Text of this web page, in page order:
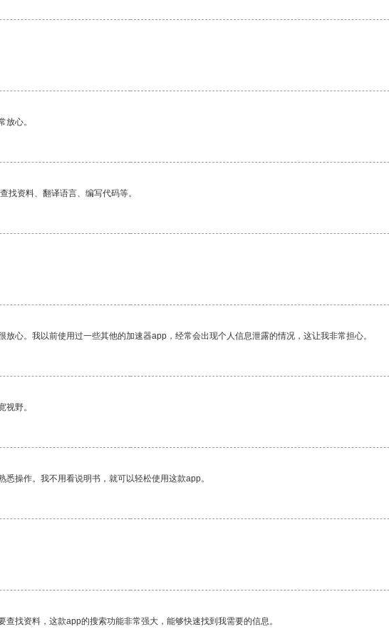
心。
找资料、翻译语言、编写代码等。
心。我以前使用过一些其他的加速器app，经常会出现个人信息泄露的情况，这让我非常担心。
野。
操作。我不用看说明书，就可以轻松使用这款app。
找资料，这款app的搜索功能非常强大，能够快速找到我需要的信息。